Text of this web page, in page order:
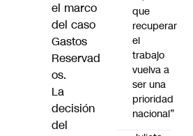
el marco
del caso
Gastos
Reservad
os.
La
decisión
del
que
recuperar
el
trabajo
vuelva a
ser una
prioridad
nacional”